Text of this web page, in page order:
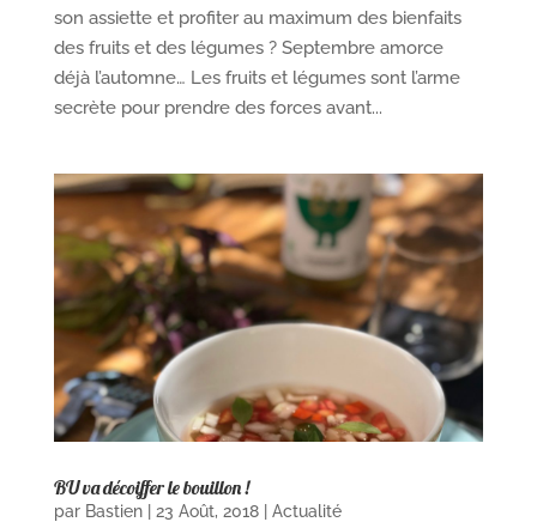
son assiette et profiter au maximum des bienfaits
des fruits et des légumes ? Septembre amorce
déjà l’automne… Les fruits et légumes sont l’arme
secrète pour prendre des forces avant...
BU va décoiffer le bouillon !
par Bastien| 23 Août, 2018| Actualité